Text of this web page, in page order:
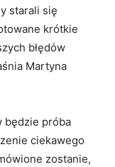
starali się
krótkie
błędów
Martyna
będzie próba
ciekawego
zostanie,